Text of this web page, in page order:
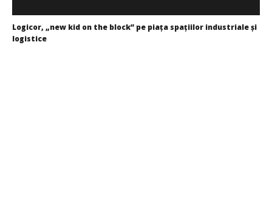
Logicor, „new kid on the block” pe piaţa spaţiilor industriale și
logistice